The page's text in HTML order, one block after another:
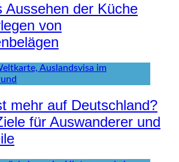
Aussehen der Küche
von
mehr auf Deutschland?
für Auswanderer und